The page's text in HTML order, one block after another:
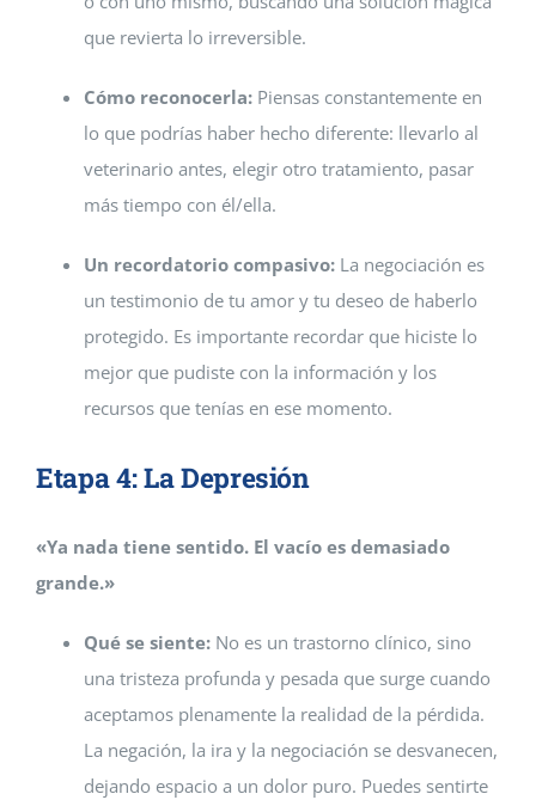
que revierta lo irreversible.
Cómo reconocerla: Piensas constantemente en
lo que podrías haber hecho diferente: llevarlo al
veterinario antes, elegir otro tratamiento, pasar
más tiempo con él/ella.
Un recordatorio compasivo: La negociación es
un testimonio de tu amor y tu deseo de haberlo
protegido. Es importante recordar que hiciste lo
mejor que pudiste con la información y los
recursos que tenías en ese momento.
Etapa 4: La Depresión
«Ya nada tiene sentido. El vacío es demasiado
grande.»
Qué se siente: No es un trastorno clínico, sino
una tristeza profunda y pesada que surge cuando
aceptamos plenamente la realidad de la pérdida.
La negación, la ira y la negociación se desvanecen,
dejando espacio a un dolor puro. Puedes sentirte